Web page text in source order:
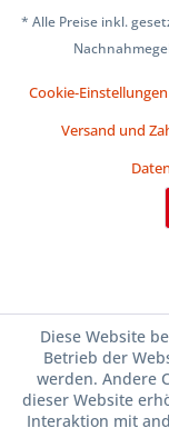
* Alle Preise inkl.
Cookie-Einstellungen
Versand und
Diese Website
Betrieb der
werden. Andere
dieser Website
Interaktion mit